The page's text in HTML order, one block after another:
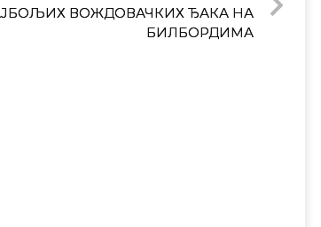
ВОЖДОВАЧКИХ ЂАКА НА
БИЛБОРДИМА